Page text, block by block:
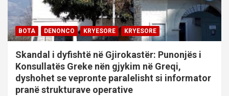
BOTA DENONCO KRYESORE KRYESORE
Skandal i dyfishtë në Gjirokastër: Punonjës i
Konsullatës Greke nën gjykim në Greqi,
dyshohet se vepronte paralelisht si informator
pranë strukturave operative